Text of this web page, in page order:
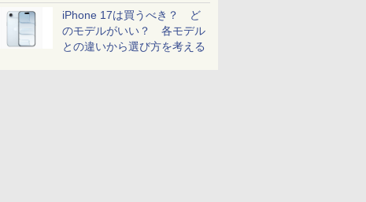
iPhone 17は買うべき？ ど
のモデルがいい？ 各モデル
との違いから選び方を考える